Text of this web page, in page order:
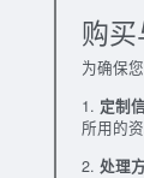
购
为确保
1. 定制
所用的
2. 处理